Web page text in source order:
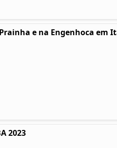
e na Engenhoca em
2023